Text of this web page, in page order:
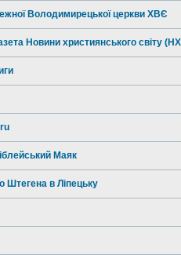
Володимирецької церкви ХВЄ
Новини християнського світу
Маяк
Штегена в Ліпецьку